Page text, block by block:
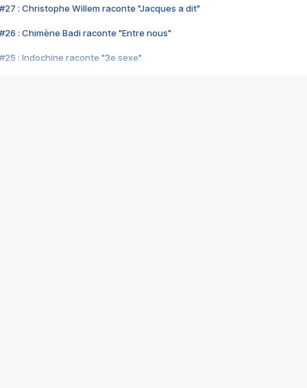
#27 : Christophe Willem raconte "Jacques a dit"
#26 : Chimène Badi raconte "Entre nous"
#25 : Indochine raconte "3e sexe"